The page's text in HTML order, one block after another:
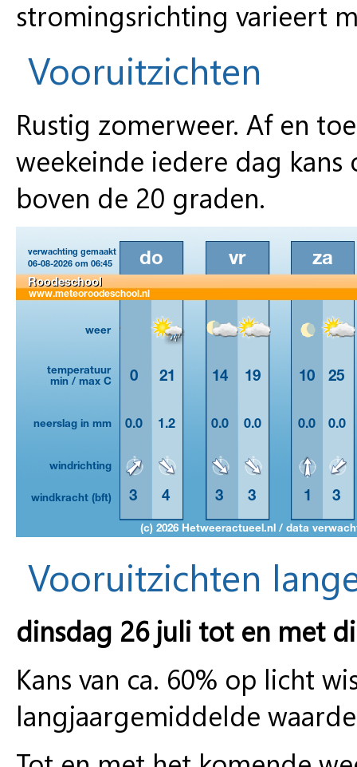
stromingsrichting varieert
Vooruitzichten
Rustig zomerweer. Af en
weekeinde iedere dag
boven de 20 graden.
Vooruitzichten
dinsdag 26 juli tot en met
Kans van ca. 60% op licht
langjaargemiddelde